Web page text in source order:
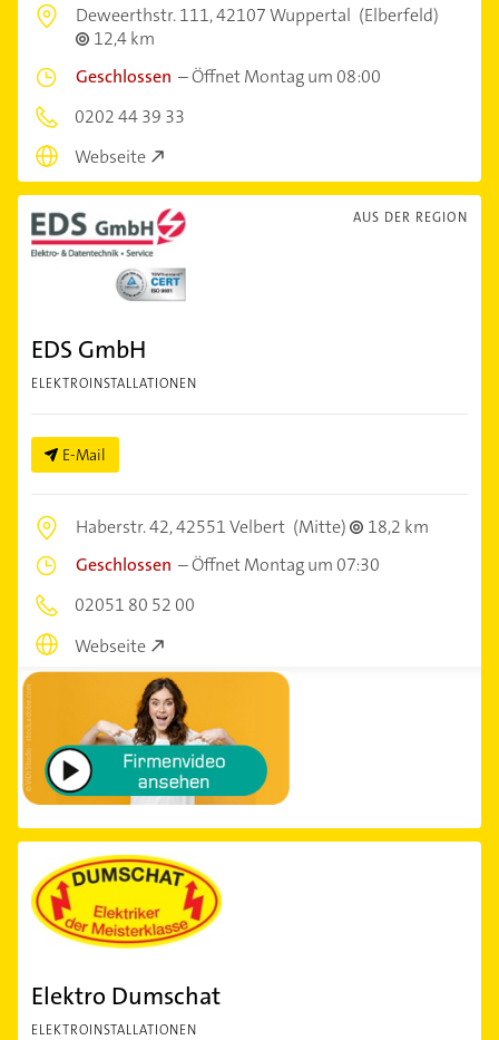
Deweerthstr. 111,42107 Wuppertal (Elberfeld)
12,4 km
Geschlossen –Öffnet Montag um 08:00
0202 44 39 33
Webseite
AUS DER REGION
EDS GmbH
ELEKTROINSTALLATIONEN
E-Mail
Haberstr. 42,42551 Velbert (Mitte)
18,2 km
Geschlossen –Öffnet Montag um 07:30
02051 80 52 00
Webseite
Elektro Dumschat
ELEKTROINSTALLATIONEN